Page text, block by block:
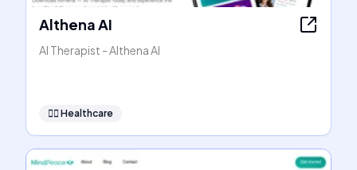
Althena AI
AI Therapist - Althena AI
👩‍⚕️ Healthcare